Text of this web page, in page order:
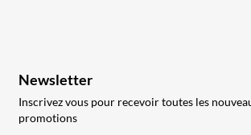
Newsletter
Inscrivez vous pour recevoir toutes les
promotions